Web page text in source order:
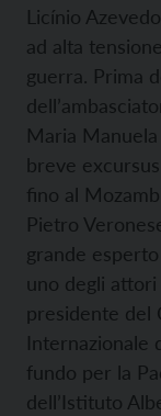
Licínio
ad alta
guerra. Prima
Maria
breve
fino al
Pietro
grande
uno degli attori
presidente del
Internazionale
fundo per la
dell’Istituto